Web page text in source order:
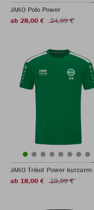
JAKO Polo Power
ab 28,00 €
34,99 €
JAKO Trikot Power kurzarm
ab 18,00 €
19,99 €